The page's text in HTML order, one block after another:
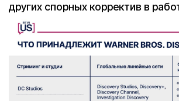
других спорных корректив в